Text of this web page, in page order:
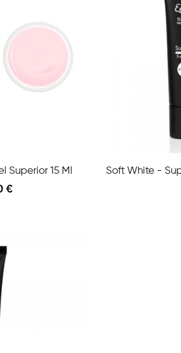
Superior 15 Ml
€